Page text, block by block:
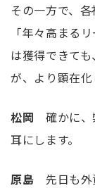
その一方で、
「年々高まる
は獲得できて
が、より顕在化
松岡 確かに、
耳にします。
原島 先日も外